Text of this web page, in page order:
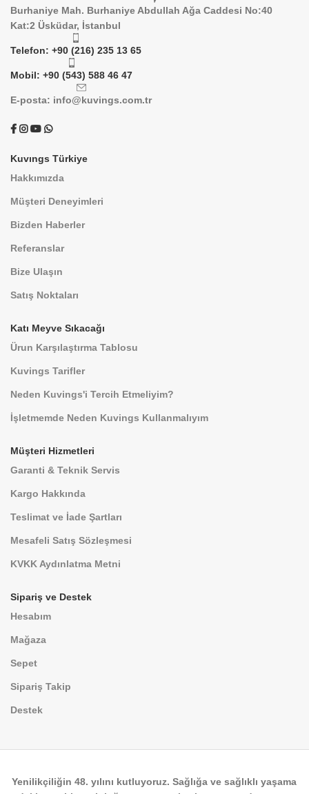
Burhaniye Mah. Burhaniye Abdullah Ağa Caddesi No:40
Kat:2 Üsküdar, İstanbul
Telefon: +90 (216) 235 13 65
Mobil: +90 (543) 588 46 47
E-posta: info@kuvings.com.tr
Kuvıngs Türkiye
Hakkımızda
Müşteri Deneyimleri
Bizden Haberler
Referanslar
Bize Ulaşın
Satış Noktaları
Katı Meyve Sıkacağı
Ürun Karşılaştırma Tablosu
Kuvings Tarifler
Neden Kuvings'i Tercih Etmeliyim?
İşletmemde Neden Kuvings Kullanmalıyım
Müşteri Hizmetleri
Garanti & Teknik Servis
Kargo Hakkında
Teslimat ve İade Şartları
Mesafeli Satış Sözleşmesi
KVKK Aydınlatma Metni
Sipariş ve Destek
Hesabım
Mağaza
Sepet
Sipariş Takip
Destek
Yenilikçiliğin48. yılını kutluyoruz. Sağlığa ve sağlıklı yaşama